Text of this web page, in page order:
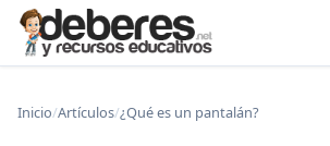
Inicio/Artículos/¿Qué es un pantalán?